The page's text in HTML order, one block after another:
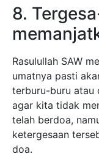
8.
Rasulullah SAW
umatnya pasti
terburu-buru atau
agar kita tidak
telah berdoa,
ketergesaan
doa.